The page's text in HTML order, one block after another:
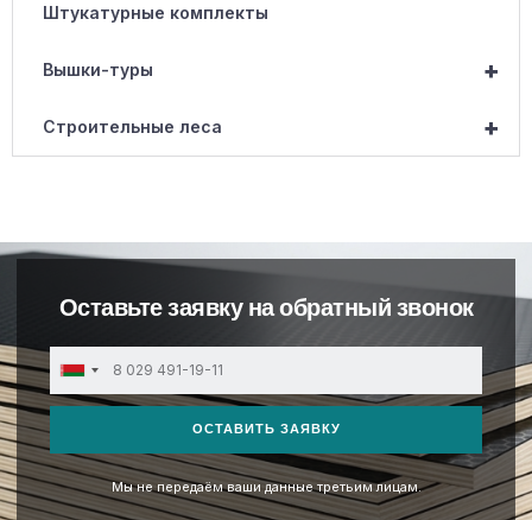
Штукатурные комплекты
+
Вышки-туры
+
Строительные леса
Оставьте заявку на обратный звонок
Belarus
+375
ОСТАВИТЬ ЗАЯВКУ
Мы не передаём ваши данные третьим лицам.